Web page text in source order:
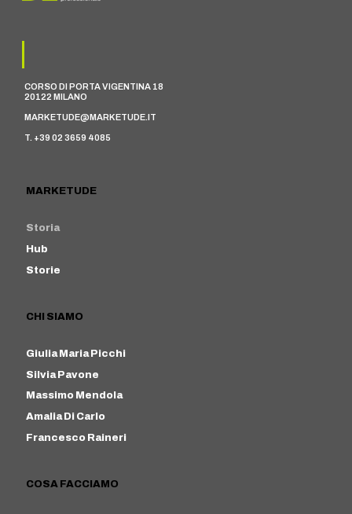
CORSO DI PORTA VIGENTINA 18
20122 MILANO
MARKETUDE@MARKETUDE.IT
T. +39 02 3659 4085
MARKETUDE
Storia
Hub
Storie
CHI SIAMO
Giulia Maria Picchi
Silvia Pavone
Massimo Mendola
Amalia Di Carlo
Francesco Raineri
COSA FACCIAMO